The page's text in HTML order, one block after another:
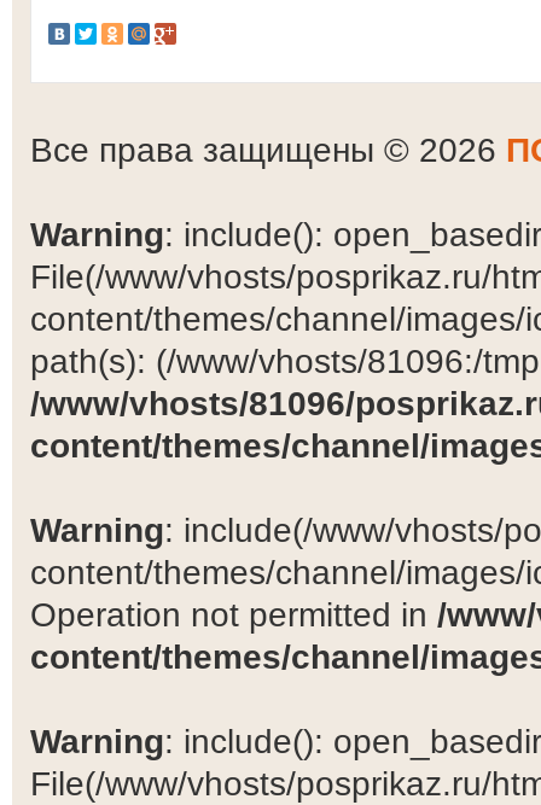
Все права защищены © 2026
Warning: include():
File(/www/vhosts/posprikaz.ru/
content/themes/channel/
path(s): (/www/vhosts/81096:/
/www/vhosts/81096/
content/themes/channel/
Warning: include(/www/vhosts/
content/themes/channel/
Operation not permitted in /
content/themes/channel/
Warning: include():
File(/www/vhosts/posprikaz.ru/